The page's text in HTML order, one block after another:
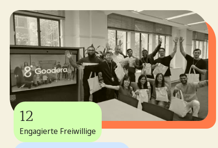
12
Engagierte Freiwillige